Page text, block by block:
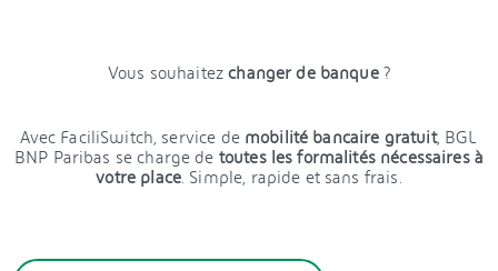
Vous souhaitezchanger de banque ?
Avec FaciliSwitch, service de mobilité bancaire gratuit, BGL
BNP Paribas se charge de toutes les formalités nécessaires à
votre place. Simple, rapide et sans frais.